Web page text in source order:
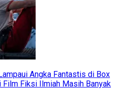
Angka Fantastis di Box
Film Fiksi Ilmiah Masih Banyak